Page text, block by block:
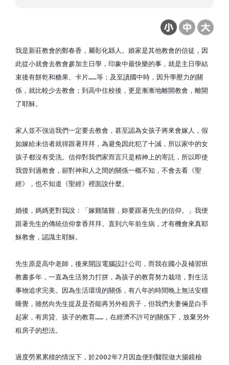
我是新莊教會的鄭春香，屬彰化縣人。娘家是其他教會的信徒，因
此從小就會去教會參加主日學，印象中最快樂的事，就是主日學結
束後有餅乾和糖果、卡片……等；及至讀國中時，因升學壓力的關
係，就比較少去教會；到高中住校後，更是漸漸地離開教會，離開
了耶穌。
家人並不強迫我們一定要去教會，甚至認為女孩子將來會嫁人，假
如嫁給未信者就得跟著拜拜，為避免因此犯了十誡，所以家中的女
孩子都沒有受洗。信仰對我們家而言只是精神上的寄託，所以即使
我曾到過教會，卻對神和人之間的關係一概不知，不會去看《聖
經》，也不知道《聖經》裡面說什麼。
婚後，媽媽更對我說：「嫁雞隨雞，妳要跟著先生的信仰。」我便
跟著先生的傳統信仰拿香拜拜。直到六年前生病，才有機會來真耶
穌教會，認識主耶穌。
先生原是高中老師，後來開設電腦設計公司，而我在國小及補習班
教書多年，一直為生活努力打拼，為孩子的教育努力栽培，對生活
事物追求完美。因為生活環境的關係，有八年的時間晚上無法安穩
睡覺，雖然向先生提及是否能再另外租房子，但我們夫妻倆是白手
起家，有房貸、孩子的教育……，在經濟不許可的關係下，放棄另外
租房子的想法。
過度勞累累積的情況下，於2002年7月因血便到醫院做大腸鏡檢